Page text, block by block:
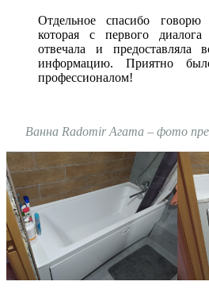
Отдельное спасибо говорю
которая с первого диалога
отвечала и предоставляла
информацию. Приятно
профессионалом!
Ванна Rаdomir Агата – фото